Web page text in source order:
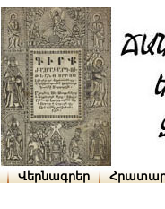
Վերնագրեր